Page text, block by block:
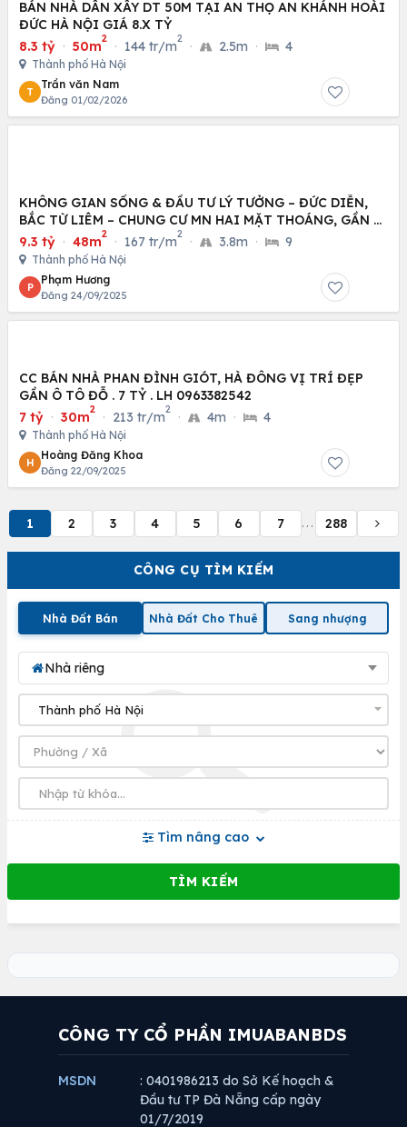
CÔNG CỤ TÌM KIẾM
Nhà Đất Bán Nhà Đất Cho Thuê Sang nhượng
Nhà riêng
Tìm nâng cao
BÁN NHÀ DÂN XÂY DT 50M TẠI AN THỌ AN KHÁNH HOÀI
ĐỨC HÀ NỘI GIÁ 8.X TỶ
8.3 tỷ · 50m
2
· 144 tr/m
2
· 2.5m · 4
Thành phố Hà Nội
T
Trần văn Nam
Đăng 01/02/2026
KHÔNG GIAN SỐNG & ĐẦU TƯ LÝ TƯỞNG – ĐỨC DIỄN,
BẮC TỪ LIÊM – CHUNG CƯ MN HAI MẶT THOÁNG, GẦN Ô
TÔ
9.3 tỷ · 48m
2
· 167 tr/m
2
· 3.8m · 9
Thành phố Hà Nội
P
Phạm Hương
Đăng 24/09/2025
CC BÁN NHÀ PHAN ĐÌNH GIÓT, HÀ ĐÔNG VỊ TRÍ ĐẸP
GẦN Ô TÔ ĐỖ . 7 TỶ . LH 0963382542
7 tỷ · 30m
2
· 213 tr/m
2
· 4m · 4
Thành phố Hà Nội
H
Hoàng Đăng Khoa
Đăng 22/09/2025
1 2 3 4 5 6 7 ... 288
CÔNG TY CỔ PHẦN IMUABANBDS
MSDN
: 0401986213 do Sở Kế hoạch &
Đầu tư TP Đà Nẵng cấp ngày
01/7/2019